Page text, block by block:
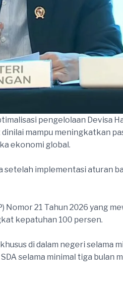
pengelolaan Devisa
mampu meningkatkan
ekonomi global.
implementasi aturan
21 Tahun 2026 yang
kepatuhan 100 persen.
di dalam negeri selama
selama minimal tiga bulan